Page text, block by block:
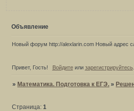
Объявление
Новый форум http://alexlarin.com Новый адрес
Привет, Гость! Войдитеили зарегистрируйтесь.
»Математика. Подготовка к ЕГЭ. »
Страница: 1